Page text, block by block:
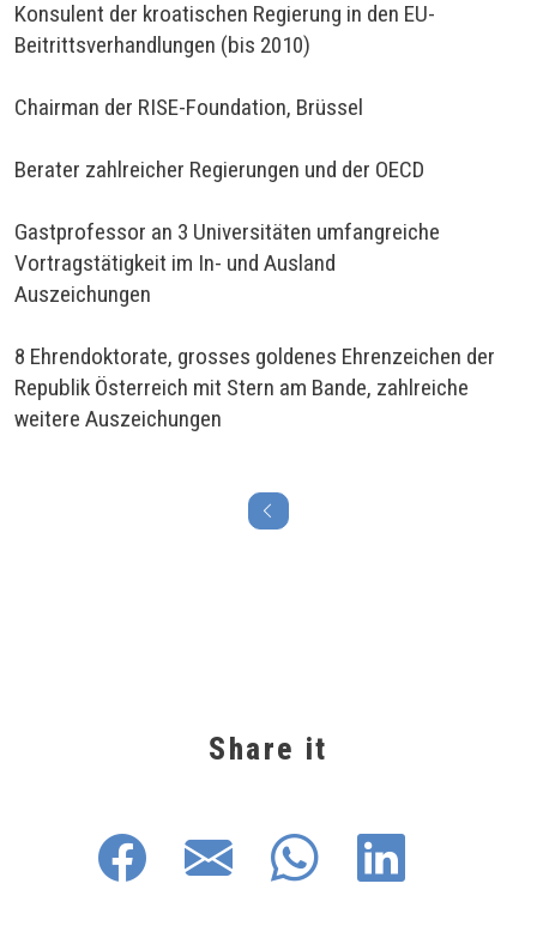
Konsulent der kroatischen Regierung in den EU-
Beitrittsverhandlungen (bis 2010)
Chairman der RISE-Foundation, Brüssel
Berater zahlreicher Regierungen und der OECD
Gastprofessor an 3 Universitäten umfangreiche
Vortragstätigkeit im In- und Ausland
Auszeichungen
8 Ehrendoktorate, grosses goldenes Ehrenzeichen der
Republik Österreich mit Stern am Bande, zahlreiche
weitere Auszeichungen
Share it